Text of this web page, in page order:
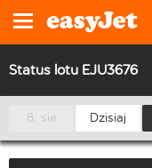
Status lotu EJU3676
8. sie Dzisiaj